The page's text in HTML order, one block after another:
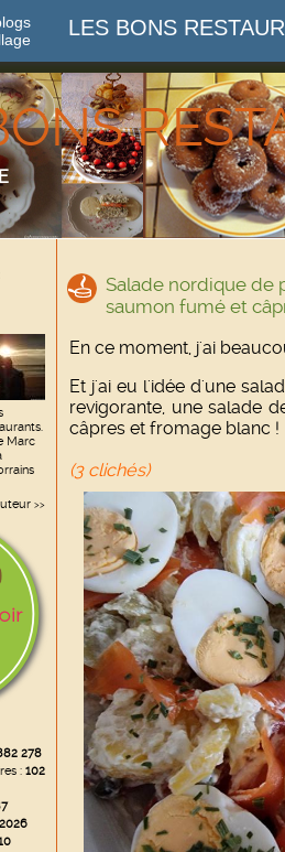
LES BONS
Marc
>>
278
: 102
Salade nordique de
saumon fumé et
En ce moment, j'ai
Et j'ai eu l'idée d'une
revigorante, une salade
câpres et fromage blanc !
(3 clichés)